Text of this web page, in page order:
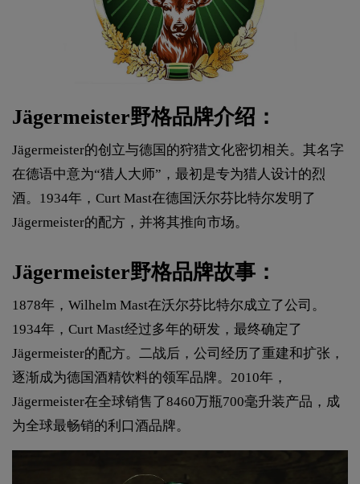
Jägermeister野格品牌介绍：
Jägermeister的创立与德国的狩猎文化密切相关。其名字
在德语中意为“猎人大师”，最初是专为猎人设计的烈
酒。1934年，Curt Mast在德国沃尔芬比特尔发明了
Jägermeister的配方，并将其推向市场。
Jägermeister野格品牌故事：
1878年，Wilhelm Mast在沃尔芬比特尔成立了公司。
1934年，Curt Mast经过多年的研发，最终确定了
Jägermeister的配方。二战后，公司经历了重建和扩张，
逐渐成为德国酒精饮料的领军品牌。2010年，
Jägermeister在全球销售了8460万瓶700毫升装产品，成
为全球最畅销的利口酒品牌。